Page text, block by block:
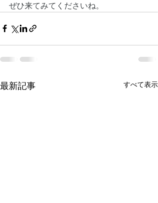
ぜひ来てみてくださいね。
最新記事 すべて表示